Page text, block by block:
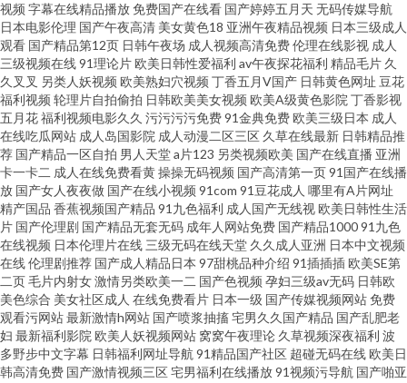
免費看片 玖草aⅴ视频 ts伪娘网站 九一亚瑟视频 51私拍 韩日一级片网络 在线
色日本 色先锋AV成人 超碰91色色 激情午夜福利 综合久久伊人 国产精品足交
1区 日本后入视频 91干逼欧美 国产日日夜夜网站 天天透天天干 国产麻豆9 无
码卡呢添一点 大香蕉伊75 欧美激情另类 在线91免费 抖阴在线免费 一区二区
理论片
视频 字幕在线精品播放免费国产在线看 国产婷婷五月天 无码传媒导航
日本电影伦理 国产午夜高清 美女黄色18 亚洲午夜精品视频 日本三级成人
观看 国产精品第12页 日韩午夜场 成人视频高清免费伦理在线影视 成人
三级视频在线91理论片欧美日韩性爱福利 av午夜探花福利 精品毛片 久
久叉叉 另类人妖视频 欧美熟妇穴视频 丁香五月V国产 日韩黄色网址 豆花
福利视频 轮理片自拍偷拍 日韩欧美美女视频 欧美A级黄色影院 丁香影视
五月花福利视频电影久久 污污污污免费91金典免费欧美三级日本 成人
在线吃瓜网站 成人岛国影院 成人动漫二区三区 久草在线最新 日韩精品推
荐 国产精品一区自拍 男人天堂a片123 另类视频欧美 国产在线直播 亚洲
卡一卡二 成人在线免费看黄操操无码视频 国产高清第一页91国产在线播
放 国产女人夜夜做 国产在线小视频 91com 91豆花成人 哪里有A片网址
精产国品 香蕉视频国产精品 91九色福利 成人国产无线视欧美日韩性生活
片 国产伦理剧 国产精品无套无码 成年人网站免费 国产精品100091九色
在线视频 日本伦理片在线 三级无码在线天堂 久久成人亚洲 日本中文视频
在线伦理剧推荐 国产成人精品日本 97甜桃品种介绍 91插插插欧美SE第
二页毛片内射女激情另类欧美一二 国产色视频 孕妇三级av无码 日韩欧
美色综合 美女社区成人 在线免费看片 日本一级 国产传媒视频网站免费
观看污网站最新激情h网站 国产喷浆抽搐宅男久久国产精品 国产乱肥老
妇 最新福利影院 欧美人妖视频网站 窝窝午夜理论 久草视频深夜福利 波
多野步中文字幕 日韩福利网址导航 91精品国产社区 超碰无码在线欧美日
韩高清免费 国产激情视频三区宅男福利在线播放91视频污导航 国产啪亚